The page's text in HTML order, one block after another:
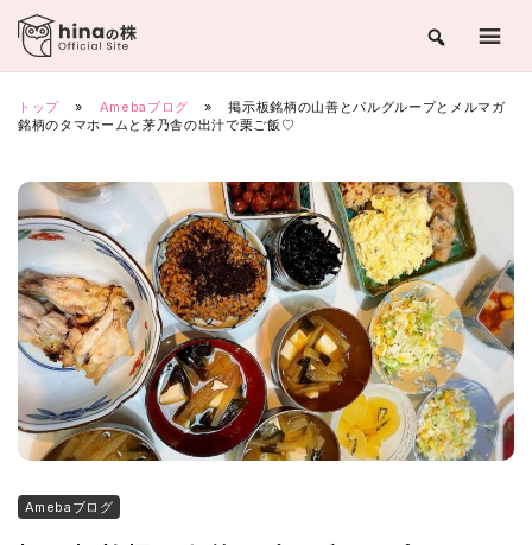
Skip
content
トップ » Amebaブログ »
掲示板銘柄の山善とパルグループとメルマガ
銘柄のタマホームと茅乃舎の出汁で栗ご飯♡
Amebaブログ